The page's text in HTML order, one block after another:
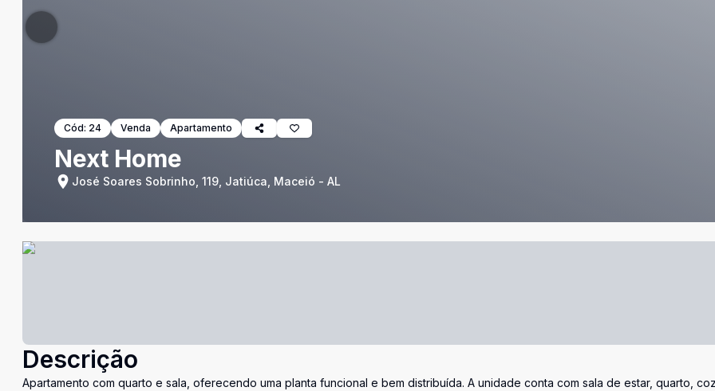
Cód: 24 Venda Apartamento
Next Home
José Soares Sobrinho, 119, Jatiúca, Maceió - AL
Descrição
Apartamento com quarto e sala, oferecendo uma planta funcional e bem distribuída. A unidade conta com sala de estar, quarto,